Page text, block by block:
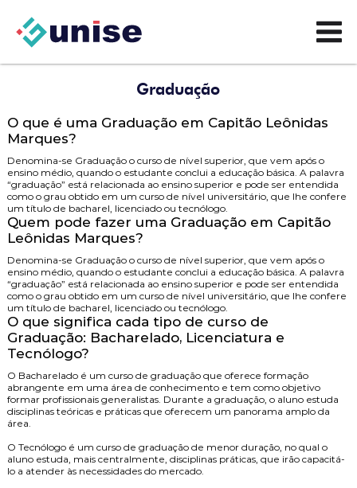
Graduação
O que é uma Graduação em Capitão Leônidas
Marques?
Denomina-se Graduação o curso de nível superior, que vem após o
ensino médio, quando o estudante conclui a educação básica. A palavra
“graduação” está relacionada ao ensino superior e pode ser entendida
como o grau obtido em um curso de nível universitário, que lhe confere
um título de bacharel, licenciado ou tecnólogo.
Quem pode fazer uma Graduação em Capitão
Leônidas Marques?
Denomina-se Graduação o curso de nível superior, que vem após o
ensino médio, quando o estudante conclui a educação básica. A palavra
“graduação” está relacionada ao ensino superior e pode ser entendida
como o grau obtido em um curso de nível universitário, que lhe confere
um título de bacharel, licenciado ou tecnólogo.
O que significa cada tipo de curso de
Graduação: Bacharelado, Licenciatura e
Tecnólogo?
O Bachareladoé um curso de graduação que oferece formação
abrangente em uma área de conhecimento e tem como objetivo
formar profissionais generalistas. Durante a graduação, o aluno estuda
disciplinas teóricas e práticas que oferecem um panorama amplo da
área.
O Tecnólogoé um curso de graduação de menor duração, no qual o
aluno estuda, mais centralmente, disciplinas práticas, que irão capacitá-
lo a atender às necessidades do mercado.